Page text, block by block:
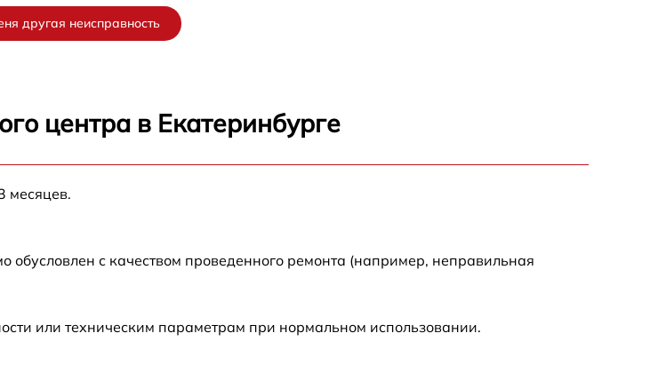
от 60 мин
другая неисправность
центра в Екатеринбурге
месяцев.
с качеством проведенного ремонта (например, неправильная
или техническим параметрам при нормальном использовании.